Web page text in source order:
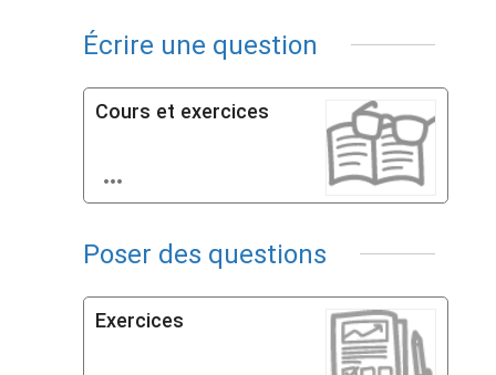
Écrire une question
Cours et exercices

Poser des questions
Exercices